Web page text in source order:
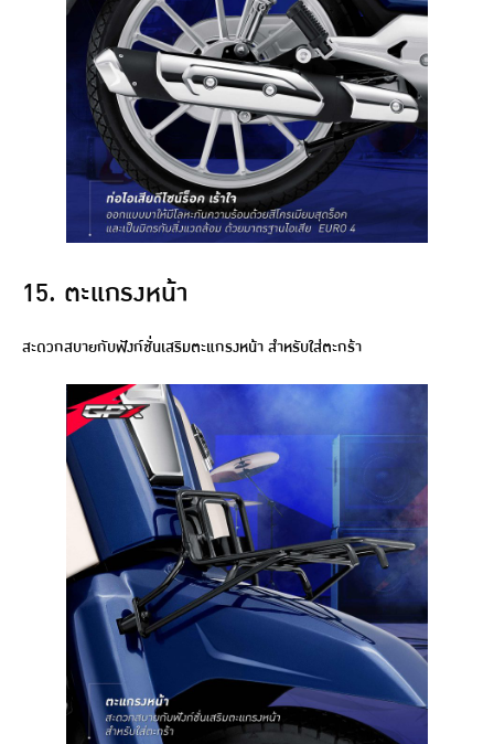
15. ตะแกรงหน้า
สะดวกสบายกับฟังก์ชั่นเสริมตะแกรงหน้า สำหรับใส่ตะกร้า